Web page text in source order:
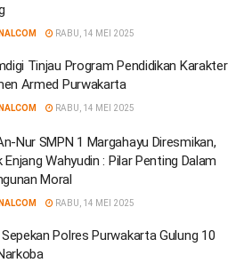
RABU, 14 MEI 2025
Tinjau Program Pendidikan Karakter
Armed Purwakarta
RABU, 14 MEI 2025
Nur SMPN 1 Margahayu Diresmikan,
Enjang Wahyudin : Pilar Penting Dalam
Moral
RABU, 14 MEI 2025
Polres Purwakarta Gulung 10